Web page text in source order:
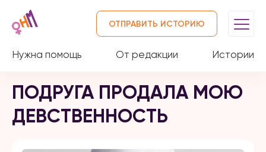
Нужна помощь От редакции Истории
ОТПРАВИТЬ ИСТОРИЮ
ПОДРУГА ПРОДАЛА МОЮ
ДЕВСТВЕННОСТЬ